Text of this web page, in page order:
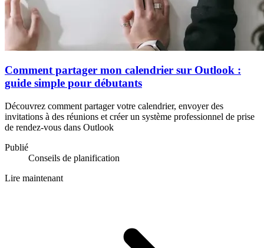
Comment partager mon calendrier sur Outlook :
guide simple pour débutants
Découvrez comment partager votre calendrier, envoyer des
invitations à des réunions et créer un système professionnel de prise
de rendez-vous dans Outlook
Publié
Conseils de planification
Lire maintenant